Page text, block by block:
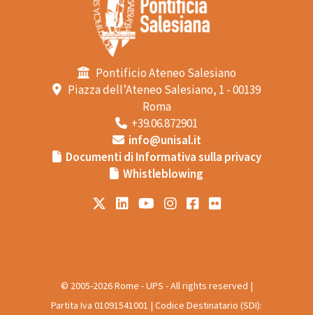
Pontificio Ateneo Salesiano
Piazza dell’Ateneo Salesiano, 1 - 00139
Roma
+39.06.872901
info@unisal.it
Documenti di Informativa sulla privacy
Whistleblowing
© 2005-2026 Rome - UPS - All rights reserved |
Partita Iva 01091541001 | Codice Destinatario (SDI):